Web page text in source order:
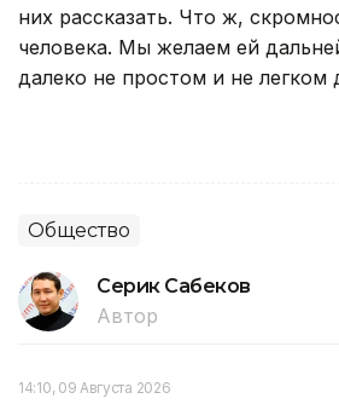
них рассказать. Что ж,
человека. Мы желаем ей
далеко не простом и не легком
Общество
Серик Сабеков
Автор
14:10, 09 Августа 2026